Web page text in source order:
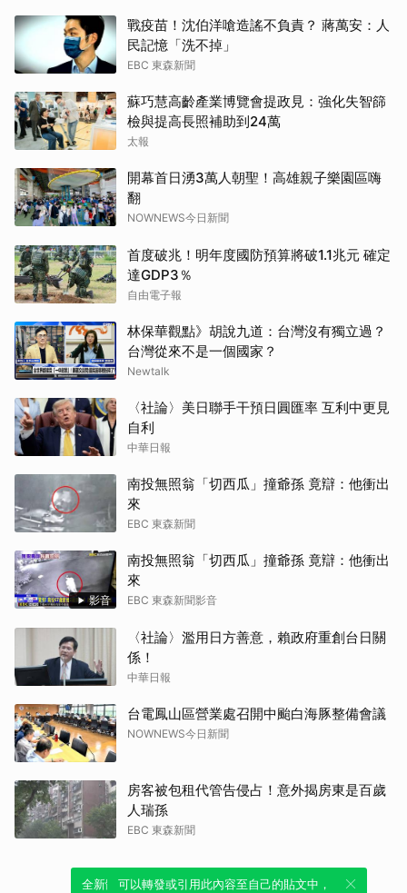
戰疫苗！沈伯洋嗆造謠不負責？ 蔣萬安：人
民記憶「洗不掉」
EBC 東森新聞
蘇巧慧高齡產業博覽會提政見：強化失智篩
檢與提高長照補助到24萬
太報
開幕首日湧3萬人朝聖！高雄親子樂園區嗨
翻
NOWNEWS今日新聞
首度破兆！明年度國防預算將破1.1兆元 確定
達GDP3％
自由電子報
林保華觀點》胡說九道：台灣沒有獨立過？
台灣從來不是一個國家？
Newtalk
〈社論〉美日聯手干預日圓匯率 互利中更見
自利
中華日報
南投無照翁「切西瓜」撞爺孫 竟辯：他衝出
來
EBC 東森新聞
影音
南投無照翁「切西瓜」撞爺孫 竟辯：他衝出
來
EBC 東森新聞影音
〈社論〉濫用日方善意，賴政府重創台日關
係！
中華日報
台電鳳山區營業處召開中颱白海豚整備會議
NOWNEWS今日新聞
房客被包租代管告侵占！意外揭房東是百歲
人瑞孫
EBC 東森新聞
全新體驗！一鍵引用此內容，透過發布貼
可以轉發或引用此內容至自己的貼文中，